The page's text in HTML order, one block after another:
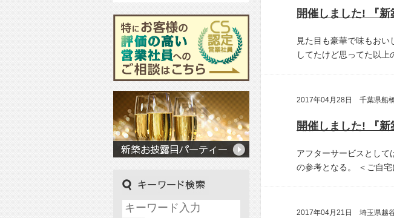
見た目も豪華で味もお
してたけど思ってた以
2017年04月28日 千葉県船
アフターサービスとして
の参考となる。
＜ご自
2017年04月21日 埼玉県越